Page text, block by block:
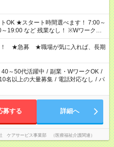
！ 7:00～
など 残業なし！ ※Wワークの
週40時間超の就業はご案内できませ
間以上勤務は社会保険への加入対象
（日雇い派遣の原則禁止）により、
案内が難しい場合があります
！ ★急募 ★職場が気に入れば、長期
40～50代活躍中 / 副業・WワークOK /
10名以上の大量募集 / 電話対応なし / パ
募する 詳細へ
ケアサービス事業部 （医療福祉介護関連）